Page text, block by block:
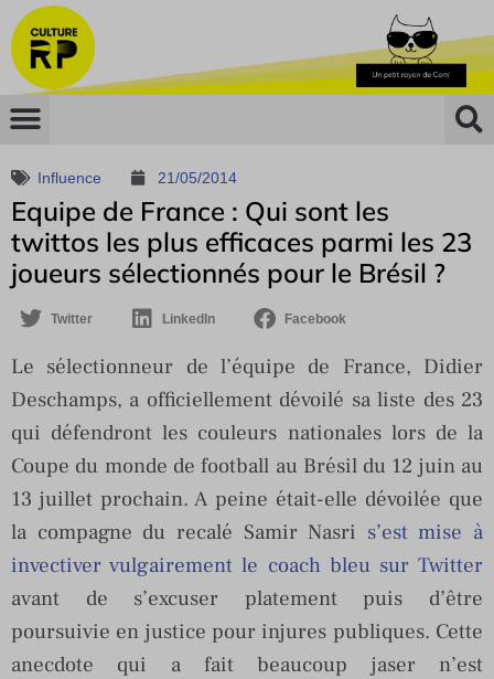
Influence 21/05/2014
Equipe de France : Qui sont les
twittos les plus efficaces parmi les 23
joueurs sélectionnés pour le Brésil ?
Twitter LinkedIn Facebook
Le sélectionneur de l’équipe de France, Didier
Deschamps, a officiellement dévoilé sa liste des 23
qui défendront les couleurs nationales lors de la
Coupe du monde de football au Brésil du 12 juin au
13 juillet prochain. A peine était-elle dévoilée que
la compagne du recalé Samir Nasri s’est mise à
invectiver vulgairement le coach bleu sur Twitter
avant de s’excuser platement puis d’être
poursuivie en justice pour injures publiques. Cette
anecdote qui a fait beaucoup jaser n’est